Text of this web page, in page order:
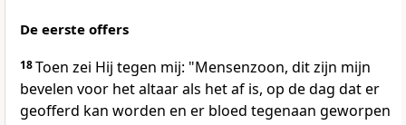
De eerste offers
18Toen zei Hij tegen mij: "Mensenzoon, dit zijn mijn
bevelen voor het altaar als het af is, op de dag dat er
geofferd kan worden en er bloed tegenaan geworpen